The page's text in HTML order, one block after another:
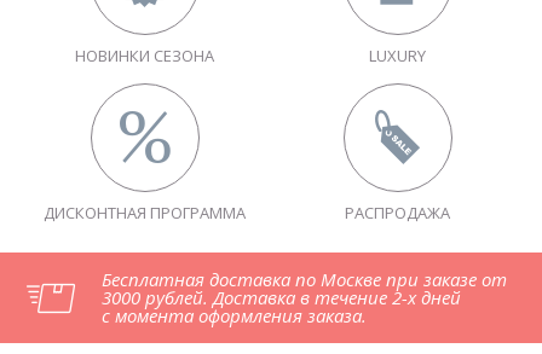
НОВИНКИ СЕЗОНА LUXURY
ДИСКОНТНАЯ ПРОГРАММА РАСПРОДАЖА
Бесплатная доставка по Москве при заказе от
3000 рублей. Доставка в течение 2-х дней
с момента оформления заказа.